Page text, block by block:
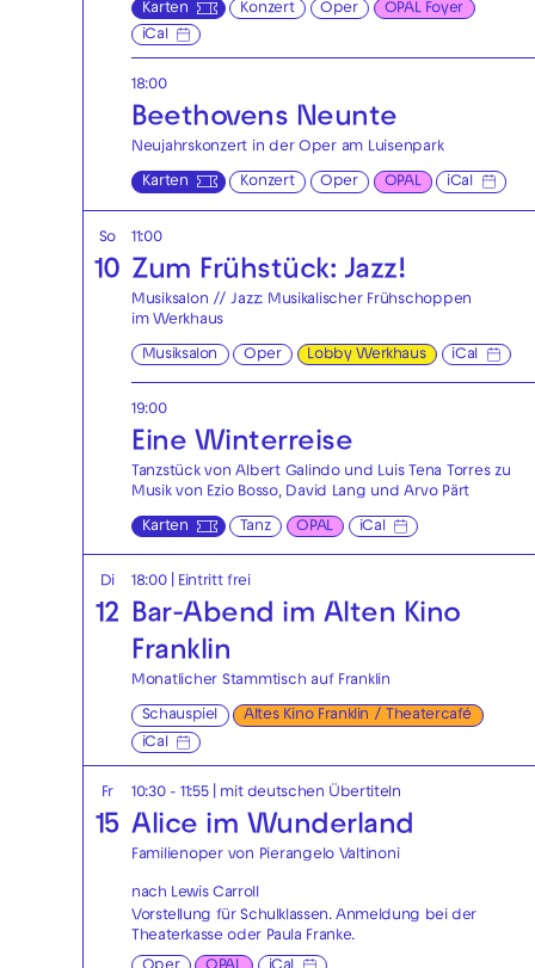
Karten Konzert Oper
OPAL Foyer
iCal
18:00
Beethovens Neunte
Neujahrskonzert in der Oper am Luisenpark
Karten Konzert Oper OPAL iCal
So
10
11:00
Zum Frühstück: Jazz!
Musiksalon // Jazz: Musikalischer Frühschoppen
im Werkhaus
Musiksalon Oper Lobby Werkhaus iCal
19:00
Eine Winterreise
Tanzstück von Albert Galindo und Luis Tena Torres zu
Musik von Ezio Bosso, David Lang und Arvo Pärt
Karten Tanz OPAL iCal
Di
12
18:00| Eintritt frei
Bar-Abend im Alten Kino
Franklin
Monatlicher Stammtisch auf Franklin
Schauspiel
Altes Kino Franklin / Theatercafé
iCal
Fr
15
10:30 - 11:55| mit deutschen Übertiteln
Alice im Wunderland
Familienoper von Pierangelo Valtinoni
nach Lewis Carroll
Vorstellung für Schulklassen. Anmeldung bei der
Theaterkasseoder Paula Franke.